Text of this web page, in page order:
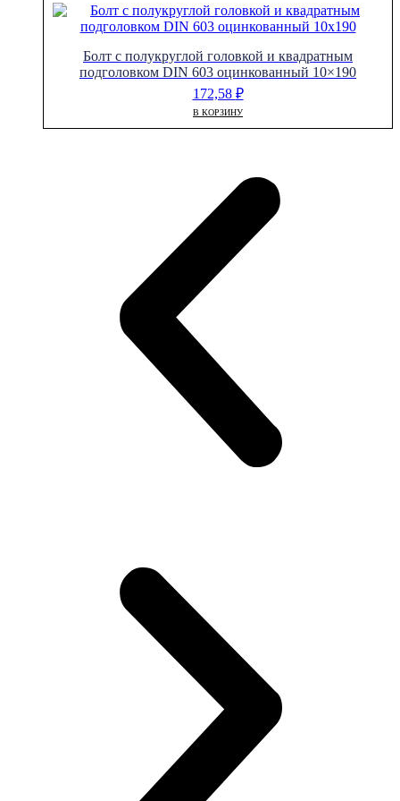
Болт с полукруглой головкой и квадратным
подголовком DIN 603 оцинкованный 10×190
172,58 ₽
В КОРЗИНУ